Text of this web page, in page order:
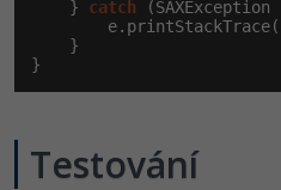
    }
catch
    }
}
Testování